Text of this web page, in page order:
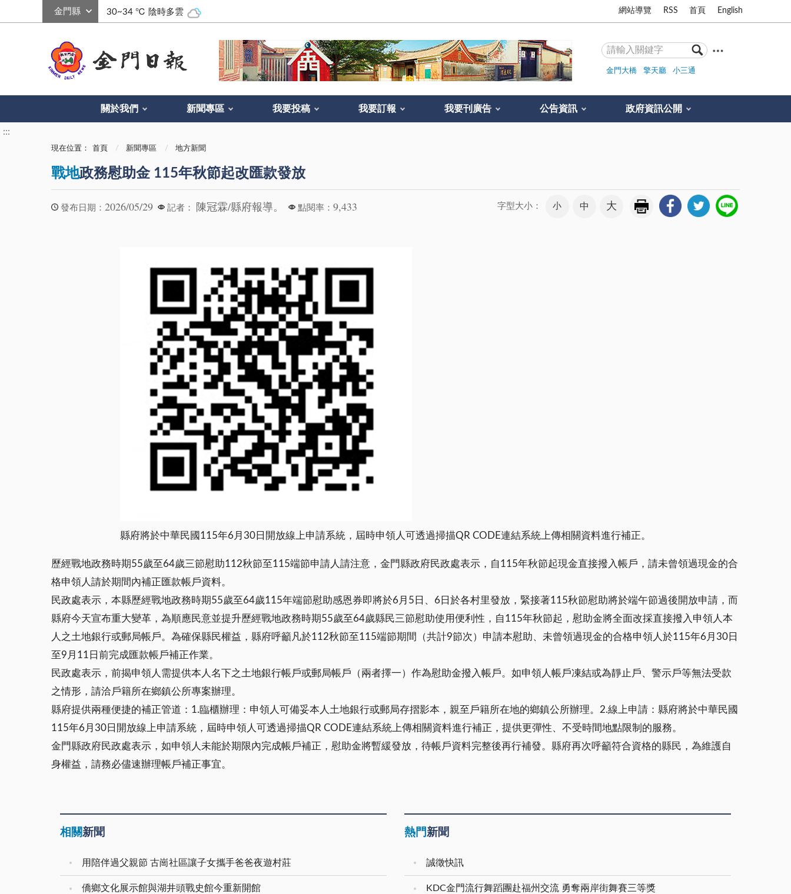
30~34 ℃ 陰時多雲 網站導覽 RSS 首頁 English
金門大橋 擎天廳 小三通
關於我們 新聞專區 我要投稿 我要訂報 我要刊廣告 公告資訊 政府資訊公開
:::
現在位置： 首頁 新聞專區 地方新聞
戰地政務慰助金 115年秋節起改匯款發放
發布日期： 2026/05/29 記者： 陳冠霖/縣府報導。 點閱率： 9,433 字型大小： 小 中 大
縣府將於中華民國115年6月30日開放線上申請系統，屆時申領人可透過掃描QR CODE連結系統上傳相關資料進行補正。
歷經戰地政務時期55歲至64歲三節慰助112秋節至115端節申請人請注意，金門縣政府民政處表示，自115年秋節起現金直接撥入帳戶，請未曾領過現金的合
格申領人請於期間內補正匯款帳戶資料。
民政處表示，本縣歷經戰地政務時期55歲至64歲115年端節慰助感恩券即將於6月5日、6日於各村里發放，緊接著115秋節慰助將於端午節過後開放申請，而
縣府今天宣布重大變革，為順應民意並提升歷經戰地政務時期55歲至64歲縣民三節慰助使用便利性，自115年秋節起，慰助金將全面改採直接撥入申領人本
人之土地銀行或郵局帳戶。為確保縣民權益，縣府呼籲凡於112秋節至115端節期間（共計9節次）申請本慰助、未曾領過現金的合格申領人於115年6月30日
至9月11日前完成匯款帳戶補正作業。
民政處表示，前揭申領人需提供本人名下之土地銀行帳戶或郵局帳戶（兩者擇一）作為慰助金撥入帳戶。如申領人帳戶凍結或為靜止戶、警示戶等無法受款
之情形，請洽戶籍所在鄉鎮公所專案辦理。
縣府提供兩種便捷的補正管道：1.臨櫃辦理：申領人可備妥本人土地銀行或郵局存摺影本，親至戶籍所在地的鄉鎮公所辦理。2.線上申請：縣府將於中華民國
115年6月30日開放線上申請系統，屆時申領人可透過掃描QR CODE連結系統上傳相關資料進行補正，提供更彈性、不受時間地點限制的服務。
金門縣政府民政處表示，如申領人未能於期限內完成帳戶補正，慰助金將暫緩發放，待帳戶資料完整後再行補發。縣府再次呼籲符合資格的縣民，為維護自
身權益，請務必儘速辦理帳戶補正事宜。
相關新聞
用陪伴過父親節 古崗社區讓子女攜手爸爸夜遊村莊
僑鄉文化展示館與湖井頭戰史館今重新開館
熱門新聞
誠徵快訊
KDC金門流行舞蹈團赴福州交流 勇奪兩岸街舞賽三等獎